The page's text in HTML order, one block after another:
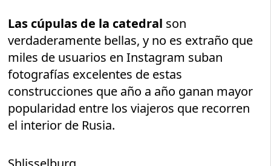
Las cúpulas de la catedral son
verdaderamente bellas, y no es extraño que
miles de usuarios en Instagram suban
fotografías excelentes de estas
construcciones que año a año ganan mayor
popularidad entre los viajeros que recorren
el interior de Rusia.